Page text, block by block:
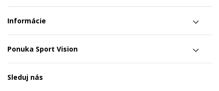
Informácie
Ponuka Sport Vision
Sleduj nás